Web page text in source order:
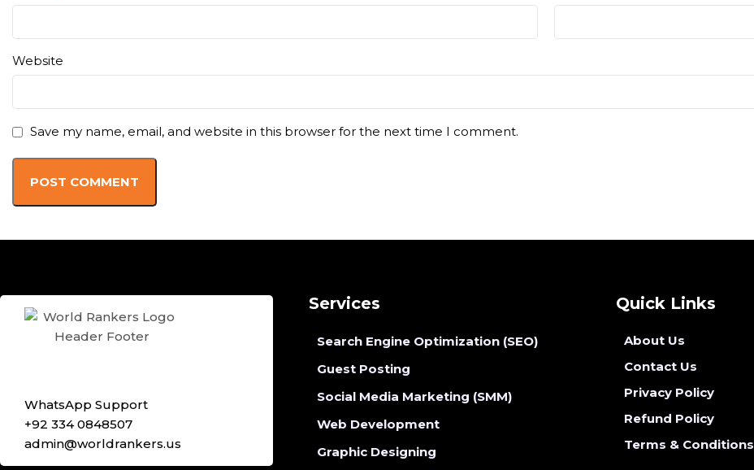
Website
Save my name, email, and website in this browser for the next time I comment.
WhatsApp Support
+92 334 0848507
admin@worldrankers.us
Services
Search Engine Optimization (SEO)
Guest Posting
Social Media Marketing (SMM)
Web Development
Graphic Designing
Quick Links
About Us
Contact Us
Privacy Policy
Refund Policy
Terms & Conditions